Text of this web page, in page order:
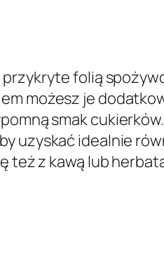
folią
możesz je
smak
uzyskać idealnie
też z kawą lub